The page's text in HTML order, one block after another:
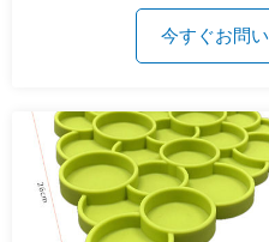
今すぐお問